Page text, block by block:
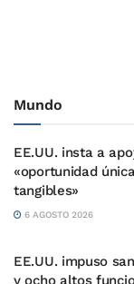
Mundo
EE.UU. insta a
«oportunidad
tangibles»
6 AGOSTO 2026
EE.UU. impuso
y ocho altos